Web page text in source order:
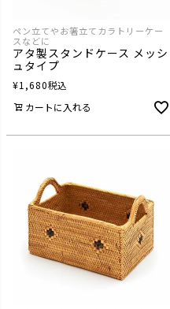
ペン立てやお箸立てカラトリーケー
スなどに
アタ製スタンドケース メッシ
ュタイプ
¥1,680税込
カートに入れる